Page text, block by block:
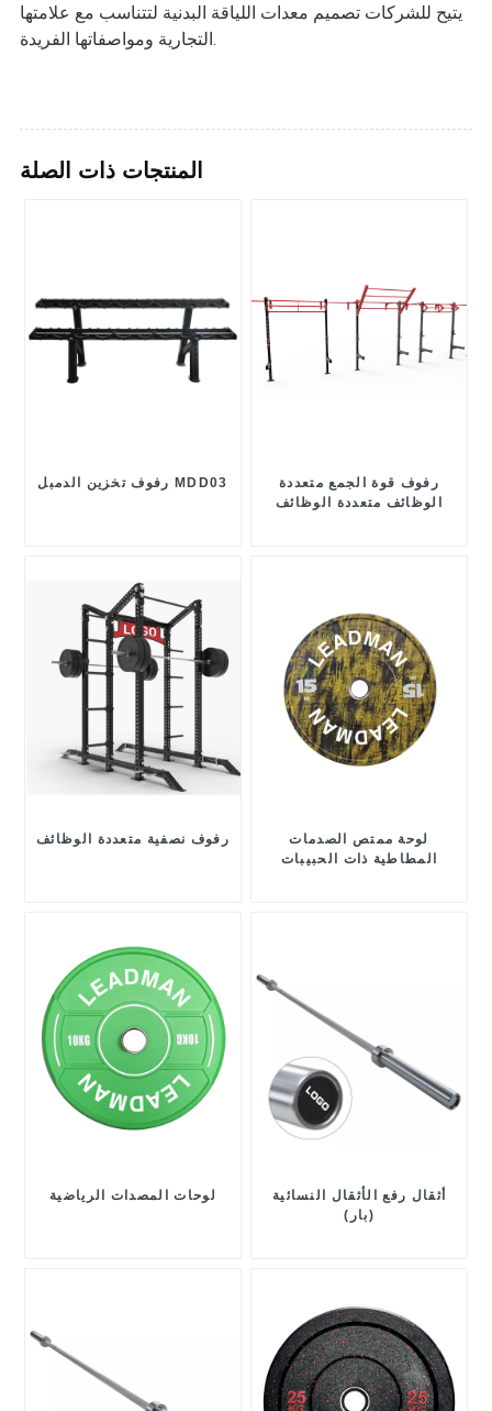
يتيح للشركات تصميم معدات اللياقة البدنية لتتناسب مع علامتها
التجارية ومواصفاتها الفريدة.
المنتجات ذات الصلة
رفوف تخزين الدمبل MDD03
رفوف قوة الجمع متعددة
الوظائف متعددة الوظائف
رفوف نصفية متعددة الوظائف
لوحة ممتص الصدمات
المطاطية ذات الحبيبات
لوحات المصدات الرياضية
أثقال رفع الأثقال النسائية
(بار)